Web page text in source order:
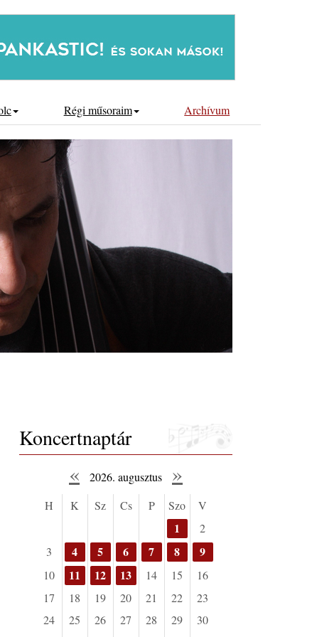
Régi műsoraim Archívum
Koncertnaptár
« 2026. augusztus »
H K Sz Cs P Szo V
1
2
3
4 5 6 7 8 9
10 11 12 13 14 15
16
17
18 19 20 21 22
23
24
25 26 27 28 29
30